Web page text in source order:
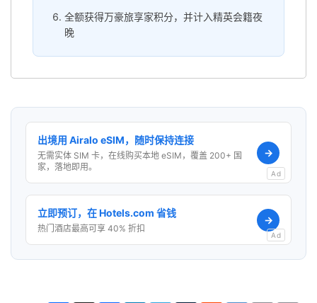
全额获得万豪旅享家积分，并计入精英会籍夜
晚
出境用 Airalo eSIM，随时保持连接
无需实体 SIM 卡，在线购买本地 eSIM，覆盖 200+ 国
家，落地即用。
→
Ad
立即预订，在 Hotels.com 省钱
热门酒店最高可享 40% 折扣
→
Ad